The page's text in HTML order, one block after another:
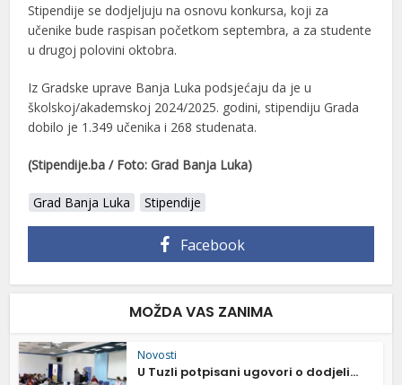
Stipendije se dodjeljuju na osnovu konkursa, koji za
učenike bude raspisan početkom septembra, a za studente
u drugoj polovini oktobra.
Iz Gradske uprave Banja Luka podsjećaju da je u
školskoj/akademskoj 2024/2025. godini, stipendiju Grada
dobilo je 1.349 učenika i 268 studenata.
(Stipendije.ba / Foto: Grad Banja Luka)
Grad Banja Luka Stipendije
Facebook
MOŽDA VAS ZANIMA
Novosti
U Tuzli potpisani ugovori o dodjeli...